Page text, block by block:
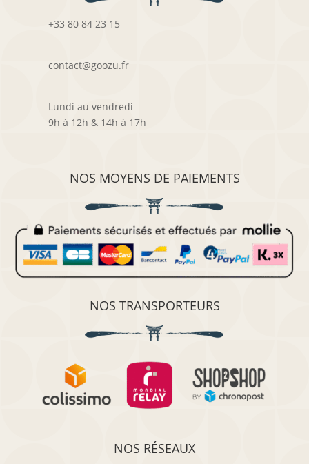
+33 80 84 23 15
contact@goozu.fr
Lundi au vendredi
9h à 12h & 14h à 17h
NOS MOYENS DE PAIEMENTS
NOS TRANSPORTEURS
NOS RÉSEAUX